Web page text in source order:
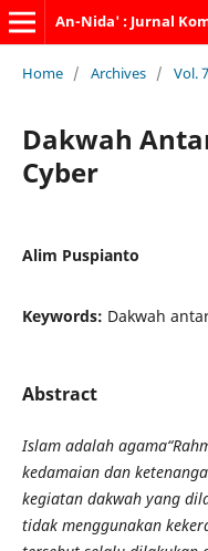
An-Nida' : Jurnal
Home / Archives / Vol.
Dakwah
Cyber
Alim Puspianto
Keywords: Dakwah
Abstract
Islam adalah agama
kedamaian dan
kegiatan dakwah yang
tidak menggunakan